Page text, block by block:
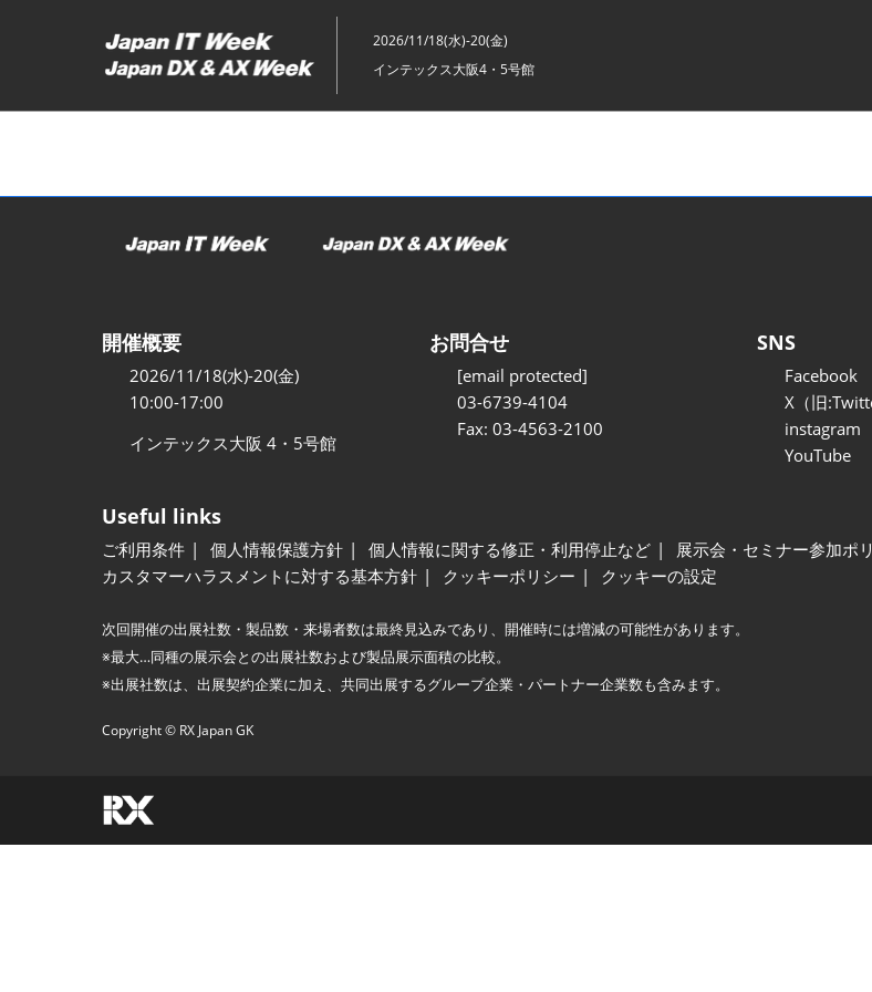
キ
ッ
2026/11/18(水)-20(金)
インテックス大阪4・5号館
開催概要
2026/11/18(水)-20(金)
10:00-17:00
インテックス大阪 4・5号館
お問合せ
[email protected]
03-6739-4104
Fax: 03-4563-2100
SNS
Facebook
X（旧
instagram
YouTube
Useful links
ご利用条件 個人情報保護方針 個人情報に関する修正・利用停止など 展示会・セミナー参加ポ
カスタマーハラスメントに対する基本方針
クッキーポリシー クッキーの設定
次回開催の出展社数・製品数・来場者数は最終見込みであり、開催時には増減の可能性があります。
※最大…同種の展示会との出展社数および製品展示面積の比較。
※出展社数は、出展契約企業に加え、共同出展するグループ企業・パートナー企業数も含みます。
Copyright © RX Japan GK